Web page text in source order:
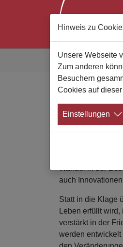
Zum Hauptinhalt springen
Sie sind hier:
Gute Bestatter
Das Buch
Wandel in der
auch
Statt in die Klage
Leben erfüllt
verstärkt in der
werden
Hinweis zu
Unsere Webseite
Zum anderen
Besuchern
Cookies auf
Einstellungen